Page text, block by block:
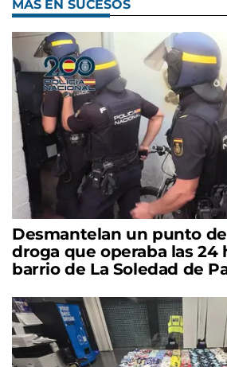
MÁS EN SUCESOS
Desmantelan un punto
droga que operaba las 24
barrio de La Soledad de